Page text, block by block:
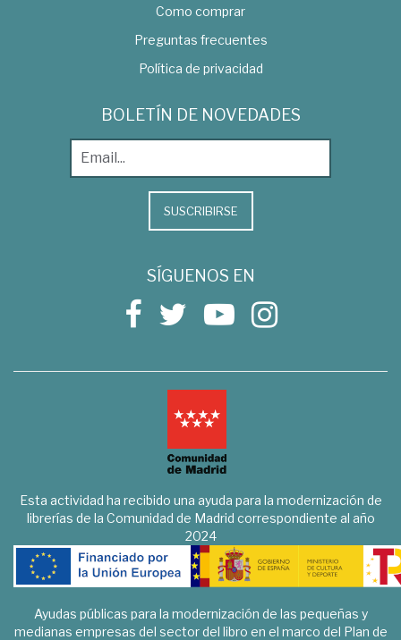
Como comprar
Preguntas frecuentes
Política de privacidad
BOLETÍN DE NOVEDADES
SUSCRIBIRSE
SÍGUENOS EN
Esta actividad ha recibido una ayuda para la modernización de
librerías de la Comunidad de Madrid correspondiente al año
2024
Ayudas públicas para la modernización de las pequeñas y
medianas empresas del sector del libro en el marco del Plan de